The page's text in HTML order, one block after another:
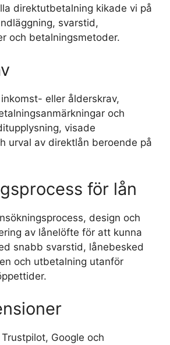
direktutbetalning kikade vi på
svarstid,
och betalningsmetoder.
eller ålderskrav,
och
visade
urval av direktlån beroende på
för lån
design och
av lånelöfte för att kunna
snabb svarstid, lånebesked
och utbetalning utanför
Google och